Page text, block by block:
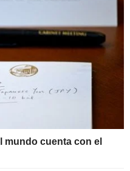
mundo cuenta con el